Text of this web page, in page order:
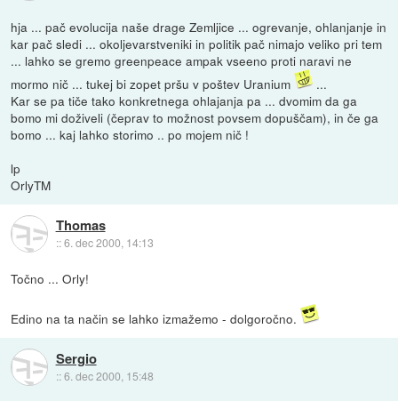
hja ... pač evolucija naše drage Zemljice ... ogrevanje, ohlanjanje in
kar pač sledi ... okoljevarstveniki in politik pač nimajo veliko pri tem
... lahko se gremo greenpeace ampak vseeno proti naravi ne
mormo nič ... tukej bi zopet pršu v poštev Uranium
...
Kar se pa tiče tako konkretnega ohlajanja pa ... dvomim da ga
bomo mi doživeli (čeprav to možnost povsem dopuščam), in če ga
bomo ... kaj lahko storimo .. po mojem nič !
lp
OrlyTM
Thomas
::6. dec 2000, 14:13
Točno ... Orly!
Edino na ta način se lahko izmažemo - dolgoročno.
Sergio
::6. dec 2000, 15:48